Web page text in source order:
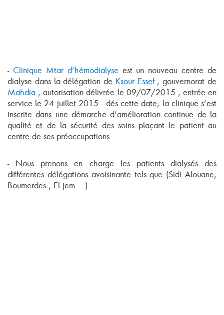
-Clinique Mtar d’hémodialyse est un nouveau centre de
dialyse dans la délégation de Ksour Essef, gouvernorat de
Mahdia , autorisation délivrée le 09/07/2015 , entrée en
service le 24 juillet 2015 . dés cette date, la clinique s’est
inscrite dans une démarche d’amélioration continue de la
qualité et de la sécurité des soins plaçant le patient au
centre de ses préoccupations..
- Nous prenons en charge les patients dialysés des
différentes délégations avoisinante tels que (Sidi Alouane,
Boumerdes , El jem ...).